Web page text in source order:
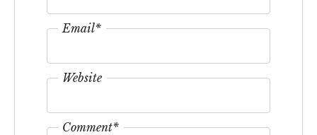
Email*
Website
Comment*